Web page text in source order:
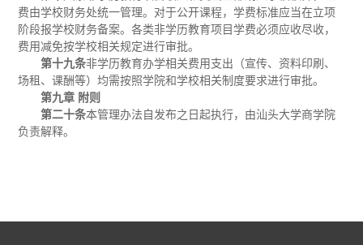
费由学校财务处统一管理。对于公开课程，学费标准应当在立项
阶段报学校财务备案。各类非学历教育项目学费必须应收尽收，
费用减免按学校相关规定进行审批。
第十九条非学历教育办学相关费用支出（宣传、资料印刷、
场租、课酬等）均需按照学院和学校相关制度要求进行审批。
第九章 附则
第二十条本管理办法自发布之日起执行，由汕头大学商学院
负责解释。